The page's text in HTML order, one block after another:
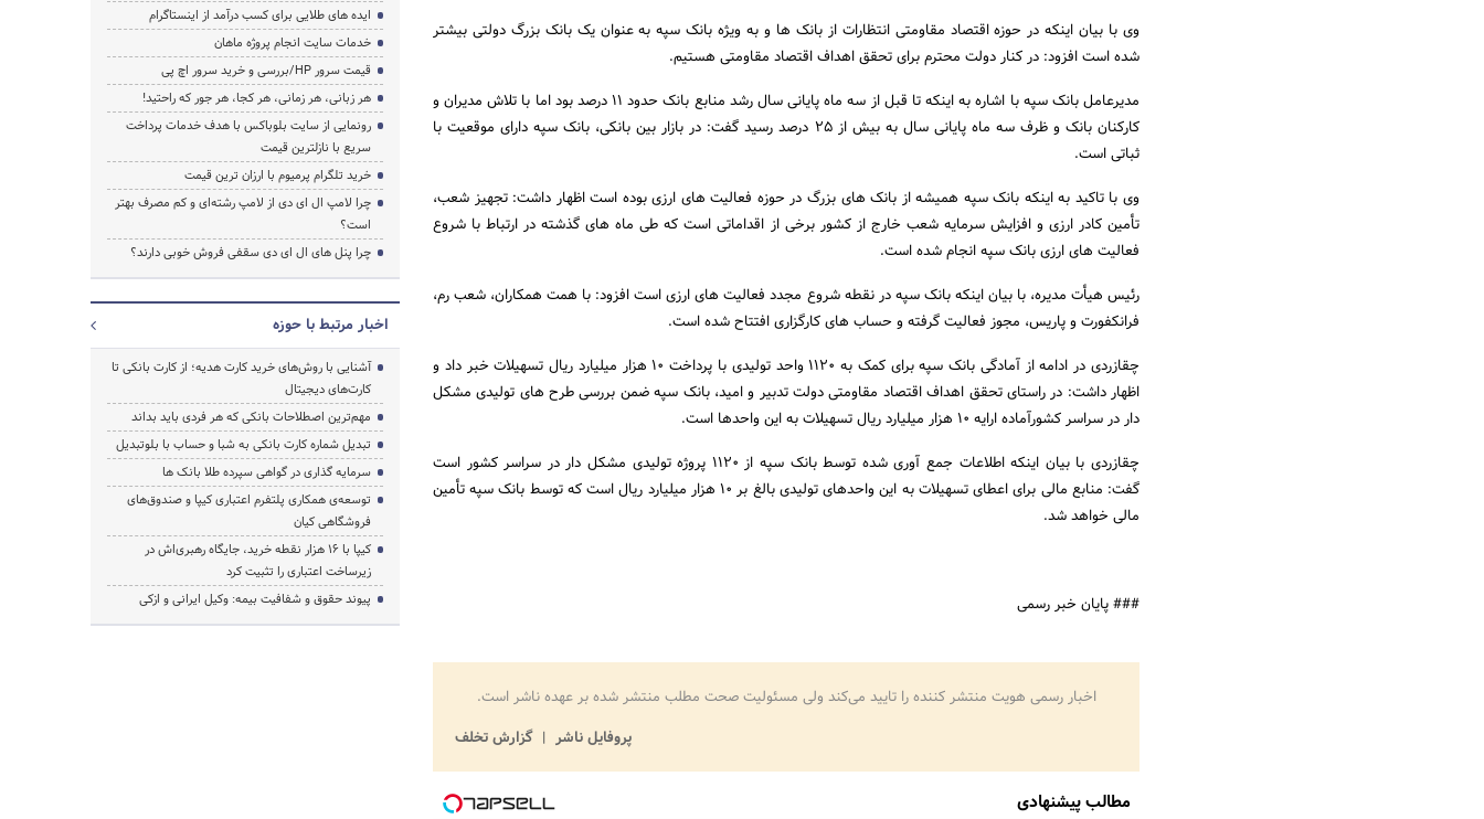
وی با بیان اینکه در حوزه اقتصاد مقاومتی انتظارات از بانک ها و به ویژه بانک سپه به عنوان یک بانک بزرگ دولتی بیشتر
شده است افزود: در کنار دولت محترم برای تحقق اهداف اقتصاد مقاومتی هستیم.
مدیرعامل بانک سپه با اشاره به اینکه تا قبل از سه ماه پایانی سال رشد منابع بانک حدود 11 درصد بود اما با تلاش مدیران و
کارکنان بانک و ظرف سه ماه پایانی سال به بیش از 25 درصد رسید گفت: در بازار بین بانکی، بانک سپه دارای موقعیت با
ثباتی است.
وی با تاکید به اینکه بانک سپه همیشه از بانک های بزرگ در حوزه فعالیت های ارزی بوده است اظهار داشت: تجهیز شعب،
تأمین کادر ارزی و افزایش سرمایه شعب خارج از کشور برخی از اقداماتی است که طی ماه های گذشته در ارتباط با شروع
فعالیت های ارزی بانک سپه انجام شده است.
رئیس هیأت مدیره، با بیان اینکه بانک سپه در نقطه شروع مجدد فعالیت های ارزی است افزود: با همت همکاران، شعب رم،
فرانکفورت و پاریس، مجوز فعالیت گرفته و حساب های کارگزاری افتتاح شده است.
چقازردی در ادامه از آمادگی بانک سپه برای کمک به 1120 واحد تولیدی با پرداخت 10 هزار میلیارد ریال تسهیلات خبر داد و
اظهار داشت: در راستای تحقق اهداف اقتصاد مقاومتی دولت تدبیر و امید، بانک سپه ضمن بررسی طرح های تولیدی مشکل
دار در سراسر کشورآماده ارایه 10 هزار میلیارد ریال تسهیلات به این واحدها است.
چقازردی با بیان اینکه اطلاعات جمع آوری شده توسط بانک سپه از 1120 پروژه تولیدی مشکل دار در سراسر کشور است
گفت: منابع مالی برای اعطای تسهیلات به این واحدهای تولیدی بالغ بر 10 هزار میلیارد ریال است که توسط بانک سپه تأمین
مالی خواهد شد.
### پایان خبر رسمی
اخبار رسمی هویت منتشر کننده را تایید می‌کند ولی مسئولیت صحت مطلب منتشر شده بر عهده ناشر است.
پروفایل ناشر
گزارش تخلف
مطالب پیشنهادی
ایده های طلایی برای کسب درآمد از اینستاگرام
خدمات سایت انجام پروژه ماهان
قیمت سرور HP/بررسی و خرید سرور اچ پی
هر زبانی، هر زمانی، هر کجا، هر جور که راحتید!
رونمایی از سایت بلوباکس با هدف خدمات پرداخت
سریع با نازلترین قیمت
خرید تلگرام پرمیوم با ارزان ترین قیمت
چرا لامپ ال ای دی از لامپ رشته‌ای و کم مصرف بهتر
است؟
چرا پنل های ال ای دی سقفی فروش خوبی دارند؟
اخبار مرتبط با حوزه
آشنایی با روش‌های خرید کارت هدیه؛ از کارت بانکی تا
کارت‌های دیجیتال
مهم‌ترین اصطلاحات بانکی که هر فردی باید بداند
تبدیل شماره کارت بانکی به شبا و حساب با بلوتبدیل
سرمایه گذاری در گواهی سپرده طلا بانک ها
توسعه‌ی همکاری‌ پلتفرم اعتباری کیپا و صندوق‌های
فروشگاهی کیان
کیپا با ۱۶ هزار نقطه خرید، جایگاه رهبری‌اش در
زیرساخت اعتباری را تثبیت کرد
پیوند حقوق و شفافیت بیمه: وکیل ایرانی و ازکی